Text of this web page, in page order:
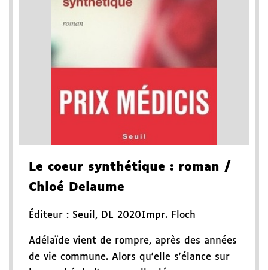
Le coeur synthétique : roman /
Chloé Delaume
Éditeur : Seuil , DL 2020Impr. Floch
Adélaïde vient de rompre, après des années
de vie commune. Alors qu'elle s'élance sur